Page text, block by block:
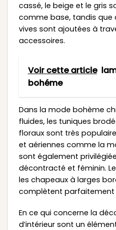
cassé, le beige et le gris
comme base, tandis que
vives sont ajoutées à
accessoires.
Voir cette article
bohéme
Dans la mode bohème
fluides, les tuniques
floraux sont très
et aériennes comme la
sont également
décontracté et féminin.
les chapeaux à larges
complètent parfaitement
En ce qui concerne la
d’intérieur sont un